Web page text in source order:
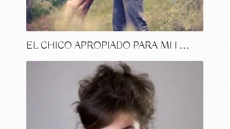
EL CHICO APROPIADO PARA MI I …